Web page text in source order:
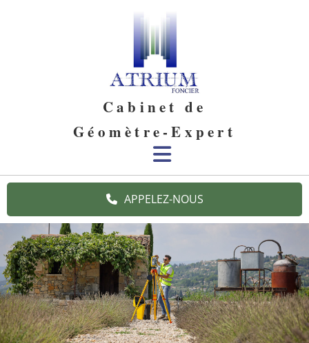
Cabinet de
Géomètre-Expert
APPELEZ-NOUS